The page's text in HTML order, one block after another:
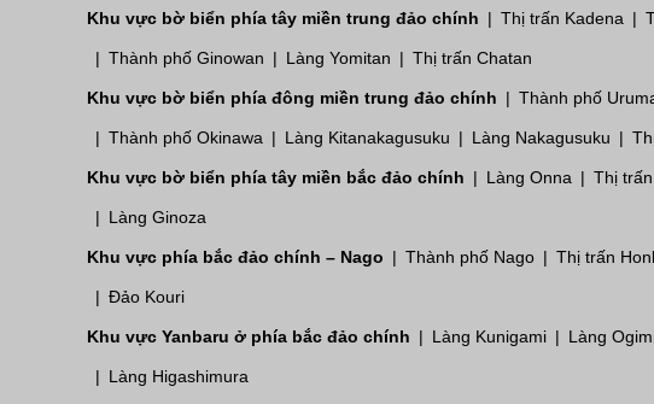
Khu vực bờ biển phía tây miền trung đảo chính Thị trấn Kadena
Thành phố Ginowan Làng Yomitan Thị trấn Chatan
Khu vực bờ biển phía đông miền trung đảo chính Thành phố
Thành phố Okinawa Làng Kitanakagusuku Làng Nakagusuku
Khu vực bờ biển phía tây miền bắc đảo chính Làng Onna Thị
Làng Ginoza
Khu vực phía bắc đảo chính – Nago Thành phố Nago Thị trấn
Đảo Kouri
Khu vực Yanbaru ở phía bắc đảo chính Làng Kunigami Làng
Làng Higashimura